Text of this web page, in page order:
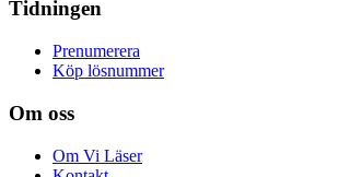
Tidningen
Prenumerera
Köp lösnummer
Om oss
Om Vi Läser